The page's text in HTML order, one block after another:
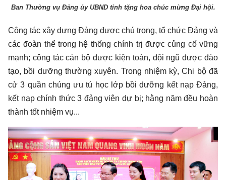
Ban Thường vụ Đảng ủy UBND tỉnh tặng hoa chúc mừng Đại hội.
Công tác xây dựng Đảng được chú trọng, tổ chức Đảng và
các đoàn thể trong hệ thống chính trị được củng cố vững
mạnh; công tác cán bộ được kiện toàn, đội ngũ được đào
tạo, bồi dưỡng thường xuyên. Trong nhiệm kỳ, Chi bộ đã
cử 3 quần chúng ưu tú học lớp bồi dưỡng kết nạp Đảng,
kết nạp chính thức 3 đảng viên dự bị; hằng năm đều hoàn
thành tốt nhiệm vụ...